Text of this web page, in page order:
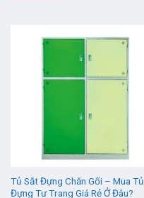
Tủ Sắt Đựng Chăn Gối – Mua Tủ
Đựng Tư Trang Giá Rẻ Ở Đâu?